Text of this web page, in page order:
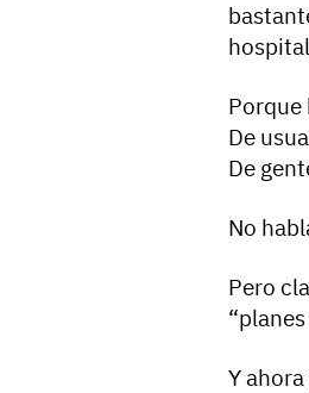
Porque
De
De
No
Pero
Y